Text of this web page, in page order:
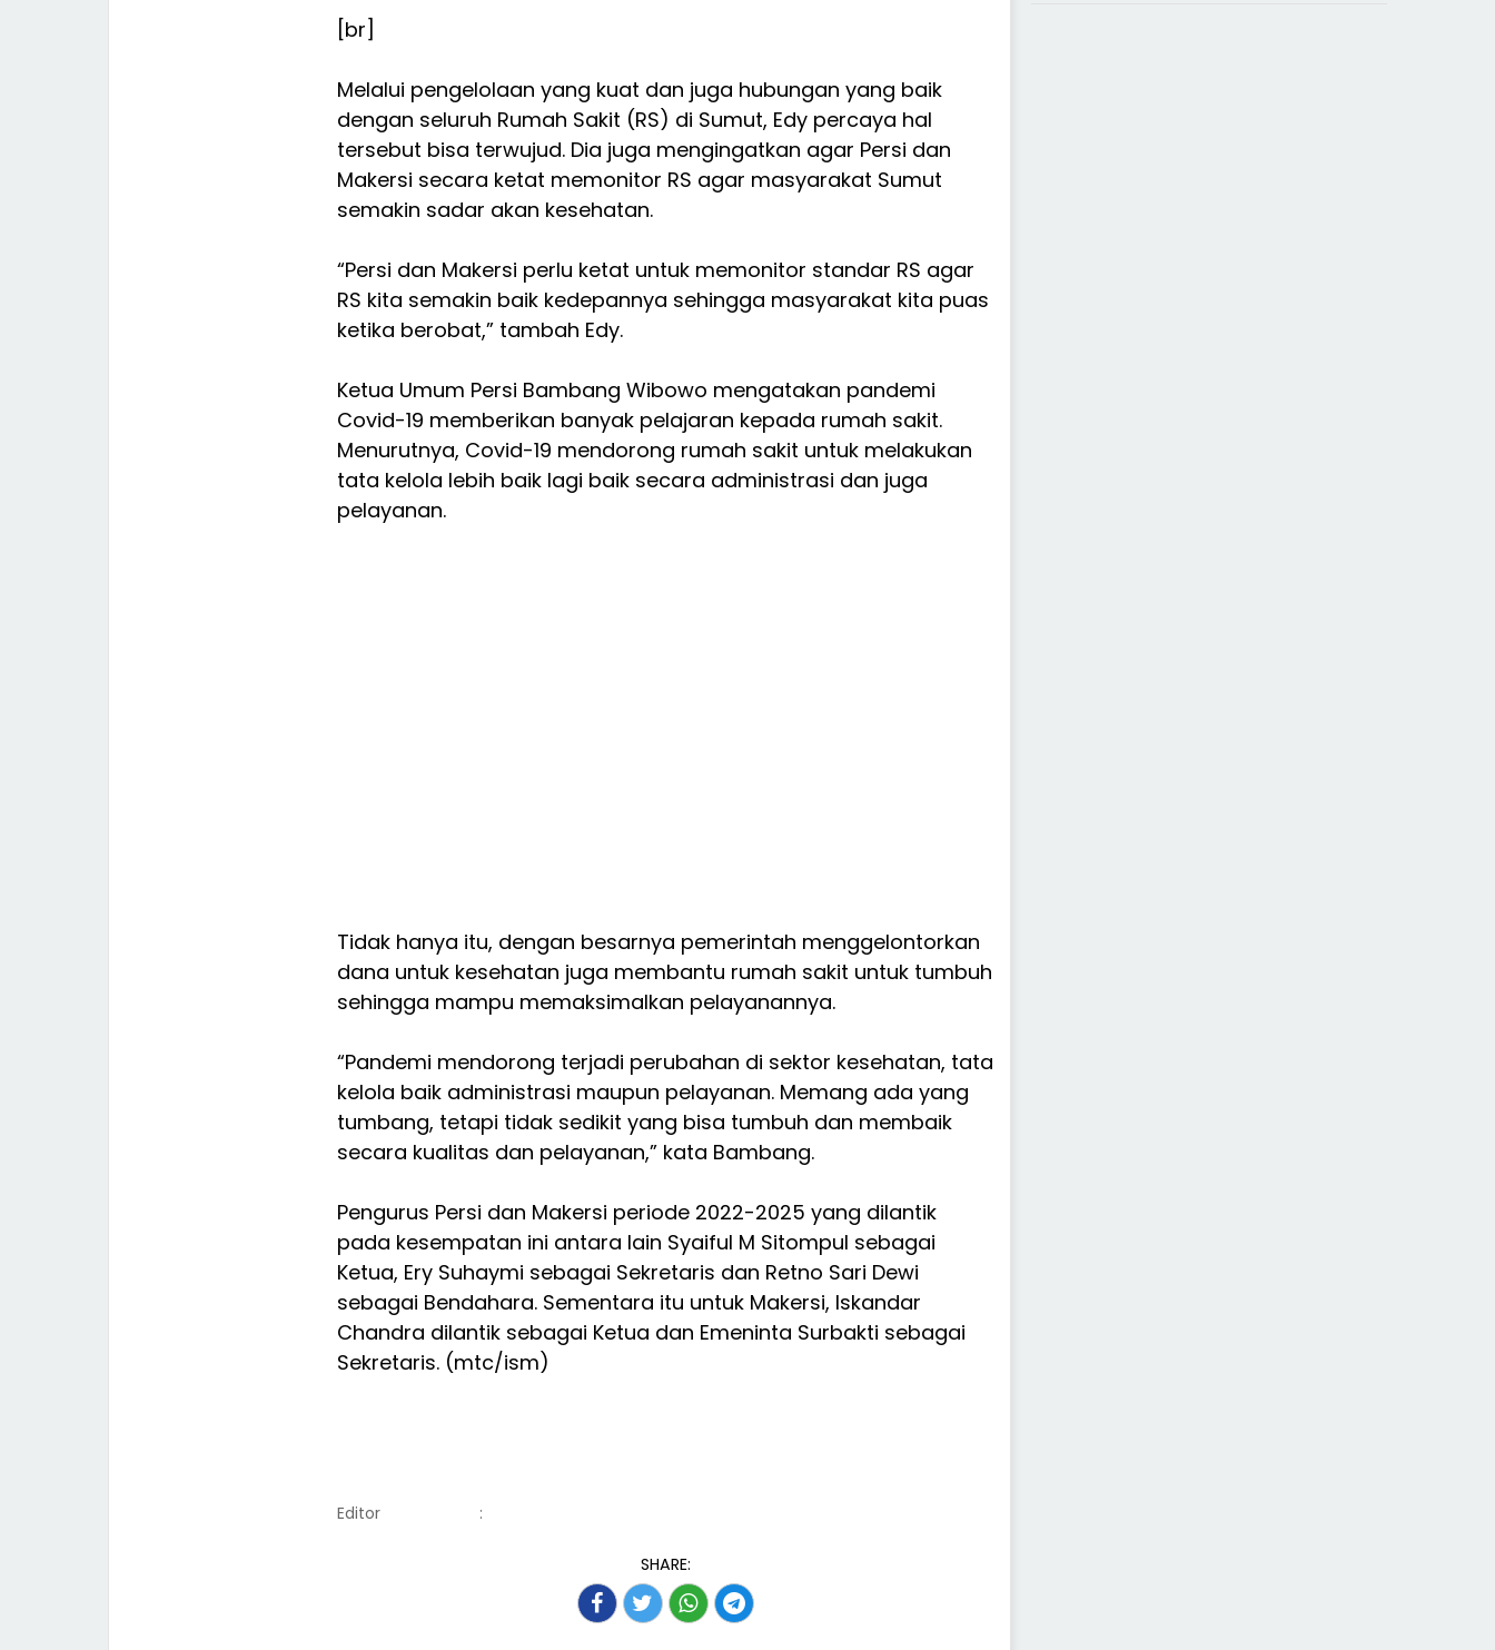
[br]
Melalui pengelolaan yang kuat dan juga hubungan yang baik
dengan seluruh Rumah Sakit (RS) di Sumut, Edy percaya hal
tersebut bisa terwujud. Dia juga mengingatkan agar Persi dan
Makersi secara ketat memonitor RS agar masyarakat Sumut
semakin sadar akan kesehatan.
“Persi dan Makersi perlu ketat untuk memonitor standar RS agar
RS kita semakin baik kedepannya sehingga masyarakat kita puas
ketika berobat,” tambah Edy.
Ketua Umum Persi Bambang Wibowo mengatakan pandemi
Covid-19 memberikan banyak pelajaran kepada rumah sakit.
Menurutnya, Covid-19 mendorong rumah sakit untuk melakukan
tata kelola lebih baik lagi baik secara administrasi dan juga
pelayanan.
Tidak hanya itu, dengan besarnya pemerintah menggelontorkan
dana untuk kesehatan juga membantu rumah sakit untuk tumbuh
sehingga mampu memaksimalkan pelayanannya.
“Pandemi mendorong terjadi perubahan di sektor kesehatan, tata
kelola baik administrasi maupun pelayanan. Memang ada yang
tumbang, tetapi tidak sedikit yang bisa tumbuh dan membaik
secara kualitas dan pelayanan,” kata Bambang.
Pengurus Persi dan Makersi periode 2022-2025 yang dilantik
pada kesempatan ini antara lain Syaiful M Sitompul sebagai
Ketua, Ery Suhaymi sebagai Sekretaris dan Retno Sari Dewi
sebagai Bendahara. Sementara itu untuk Makersi, Iskandar
Chandra dilantik sebagai Ketua dan Emeninta Surbakti sebagai
Sekretaris. (mtc/ism)
Editor :
SHARE: